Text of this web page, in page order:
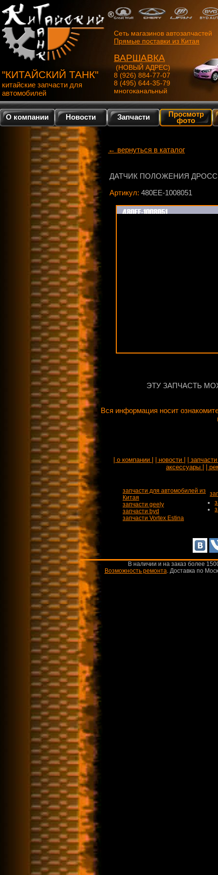
"КИТАЙСКИЙ ТАНК"
китайские запчасти для
автомобилей
Сеть магазинов автозапчастей
Прямые поставки из Китая
ВАРШАВКА
(НОВЫЙ АДРЕС)
8 (926) 884-77-07
8 (495) 644-35-79
многоканальный
О компании Новости Запчасти Просмотр
фото
← вернуться в каталог
ДАТЧИК ПОЛОЖЕНИЯ
Артикул: 480EE-1008051
ЭТУ ЗАПЧАСТЬ
Вся информация носит
| о компании | | новости |
|
аксессуары |
|
запчасти для автомобилей из
Китая
запчасти geely
запчасти byd
запчасти Vortex Estina
В наличии и на заказ более
Возможность ремонта.Доставка по